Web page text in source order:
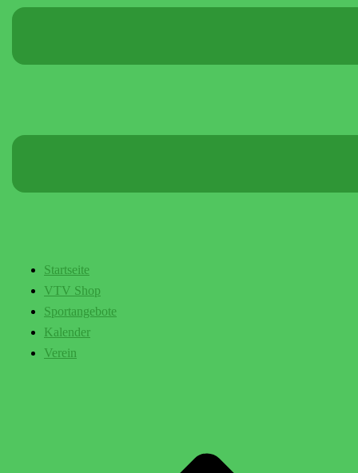
Startseite
VTV Shop
Sportangebote
Kalender
Verein